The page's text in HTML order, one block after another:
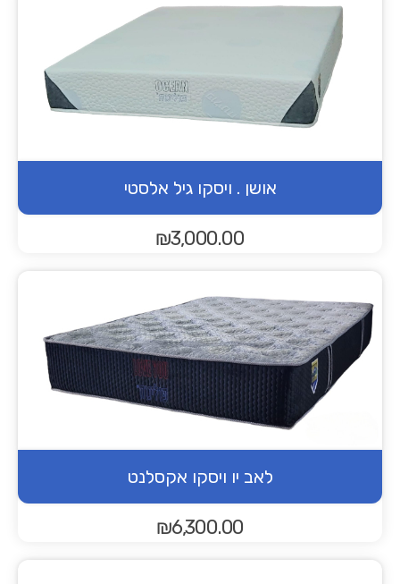
אושן . ויסקו גיל אלסטי
₪3,000.00
לאב יו ויסקו אקסלנט
₪6,300.00